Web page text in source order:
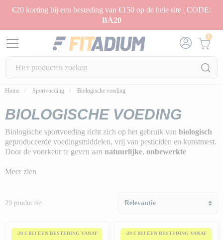
€20 korting bij een besteding van €150 op de hele site | CODE:
BA20
0
Home Sportvoeding Biologische voeding
BIOLOGISCHE VOEDING
Biologische sportvoeding richt zich op het gebruik van biologisch
geproduceerde voedingsmiddelen, vrij van pesticiden en kunstmest.
Door de voorkeur te geven aan natuurlijke, onbewerkte
hoogwaardige voedingsstoffen om sportprestaties te optimaliseren.
ten gunste van gezondheid en duurzaamheid voor het milieu.
Meer zien
29 producten
-20 € BIJ EEN BESTEDING VANAF
-20 € BIJ EEN BESTEDING VANAF